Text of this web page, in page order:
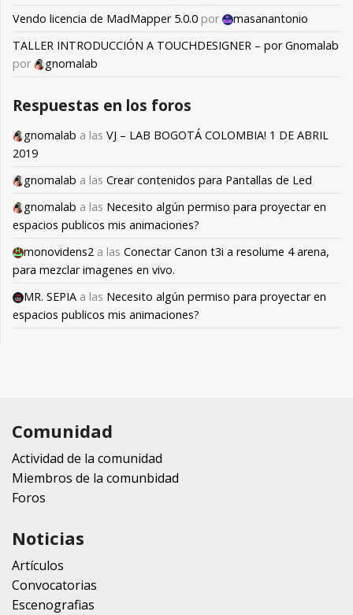
Vendo licencia de MadMapper 5.0.0 por
masanantonio
TALLER INTRODUCCIÓN A TOUCHDESIGNER – por Gnomalab
por
gnomalab
Respuestas en los foros
gnomalab a las VJ – LAB BOGOTÁ COLOMBIA! 1 DE ABRIL
2019
gnomalab a las Crear contenidos para Pantallas de Led
gnomalab a las Necesito algún permiso para proyectar en
espacios publicos mis animaciones?
monovidens2 a las Conectar Canon t3i a resolume 4 arena,
para mezclar imagenes en vivo.
MR. SEPIA a las Necesito algún permiso para proyectar en
espacios publicos mis animaciones?
Comunidad
Actividad de la comunidad
Miembros de la comunbidad
Foros
Noticias
Artículos
Convocatorias
Escenografias